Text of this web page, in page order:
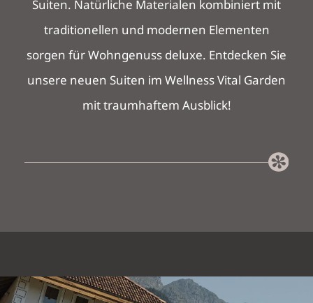
Suiten. Natürliche Materialen kombiniert mit
traditionellen und modernen Elementen
sorgen für Wohngenuss deluxe. Entdecken Sie
unsere neuen Suiten im Wellness Vital Garden
mit traumhaftem Ausblick!